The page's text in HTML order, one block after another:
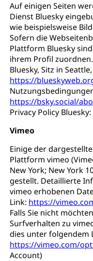
Auf einigen Seiten
Dienst Bluesky
wie beispielsweise
Sofern die
Plattform Bluesky
ihrem Profil zuordnen.
Bluesky, Sitz in
https://
https://bsky.social/
Privacy Policy Bluesky:
Vimeo
Einige der
Plattform vimeo
New York; New York
gestellt. Detaillierte
vimeo erhobenen
Link: https://
Falls Sie nicht
Surfverhalten zu
dies unter folgendem
https://vimeo.com/
Account)